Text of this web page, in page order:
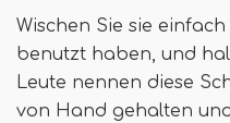
Wischen Sie sie
benutzt haben, und
Leute nennen diese
von Hand gehalten